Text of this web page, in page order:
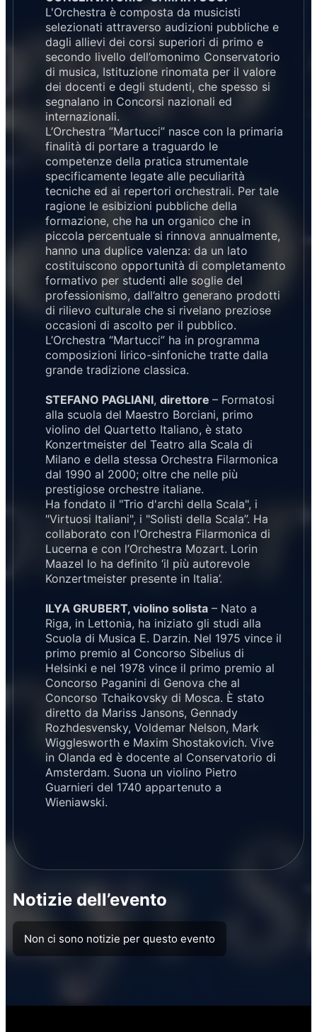
L'Orchestra è composta da musicisti
selezionati attraverso audizioni pubbliche e
dagli allievi dei corsi superiori di primo e
secondo livello dell’omonimo Conservatorio
di musica, Istituzione rinomata per il valore
dei docenti e degli studenti, che spesso si
segnalano in Concorsi nazionali ed
internazionali.
L’Orchestra ”Martucci” nasce con la primaria
finalità di portare a traguardo le
competenze della pratica strumentale
specificamente legate alle peculiarità
tecniche ed ai repertori orchestrali. Per tale
ragione le esibizioni pubbliche della
formazione, che ha un organico che in
piccola percentuale si rinnova annualmente,
hanno una duplice valenza: da un lato
costituiscono opportunità di completamento
formativo per studenti alle soglie del
professionismo, dall’altro generano prodotti
di rilievo culturale che si rivelano preziose
occasioni di ascolto per il pubblico.
L’Orchestra “Martucci” ha in programma
composizioni lirico-sinfoniche tratte dalla
grande tradizione classica.
STEFANO PAGLIANI, direttore – Formatosi
alla scuola del Maestro Borciani, primo
violino del Quartetto Italiano, è stato
Konzertmeister del Teatro alla Scala di
Milano e della stessa Orchestra Filarmonica
dal 1990 al 2000; oltre che nelle più
prestigiose orchestre italiane.
Ha fondato il "Trio d'archi della Scala", i
"Virtuosi Italiani", i "Solisti della Scala”. Ha
collaborato con l'Orchestra Filarmonica di
Lucerna e con l’Orchestra Mozart. Lorin
Maazel lo ha definito ‘il più autorevole
Konzertmeister presente in Italia’.
ILYA GRUBERT, violino solista – Nato a
Riga, in Lettonia, ha iniziato gli studi alla
Scuola di Musica E. Darzin. Nel 1975 vince il
primo premio al Concorso Sibelius di
Helsinki e nel 1978 vince il primo premio al
Concorso Paganini di Genova che al
Concorso Tchaikovsky di Mosca. È stato
diretto da Mariss Jansons, Gennady
Rozhdesvensky, Voldemar Nelson, Mark
Wigglesworth e Maxim Shostakovich. Vive
in Olanda ed è docente al Conservatorio di
Amsterdam. Suona un violino Pietro
Guarnieri del 1740 appartenuto a
Wieniawski.
Notizie dell’evento
Non ci sono notizie per questo evento